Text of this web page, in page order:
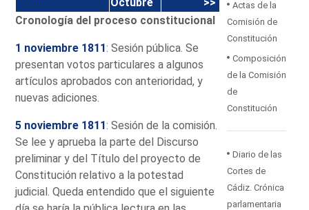
Cronología del proceso constitucional
1 noviembre 1811: Sesión pública. Se
presentan votos particulares a algunos
artículos aprobados con anterioridad, y
nuevas adiciones.
5 noviembre 1811: Sesión de la comisión.
Se lee y aprueba la parte del Discurso
preliminar y del Título del proyecto de
Constitución relativo a la potestad
judicial. Queda entendido que el siguiente
Actas de la
Comisión de
Constitución
Composición
de la Comisión
de
Constitución
Diario de las
Cortes de
Cádiz. Crónica
parlamentaria